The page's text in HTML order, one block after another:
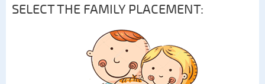
SELECT THE FAMILY PLACEMENT: